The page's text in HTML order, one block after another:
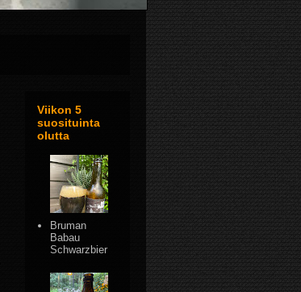
Viikon 5
suosituinta
olutta
Bruman
Babau
Schwarzbier